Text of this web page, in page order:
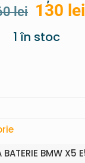
lei 130 lei
1 în stoc
BATERIE BMW